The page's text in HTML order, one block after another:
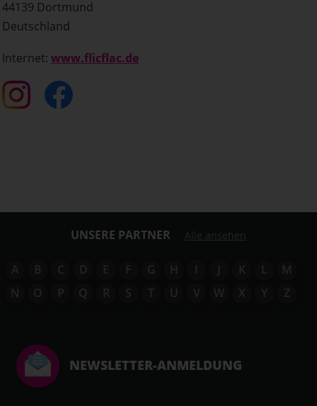
44139 Dortmund
Deutschland
Internet: www.flicflac.de
UNSERE PARTNER Alle ansehen
A B C D E F G H I J K L
M
N
O P Q R S T U V W X Y Z
NEWSLETTER-ANMELDUNG